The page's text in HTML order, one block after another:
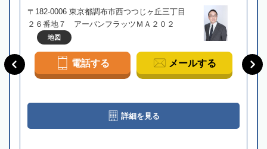
〒182-0006 東京都調布市西つつじヶ丘三丁目
２６番地７ アーバンフラッツＭＡ２０２
地図
電話する メールする
詳細を見る